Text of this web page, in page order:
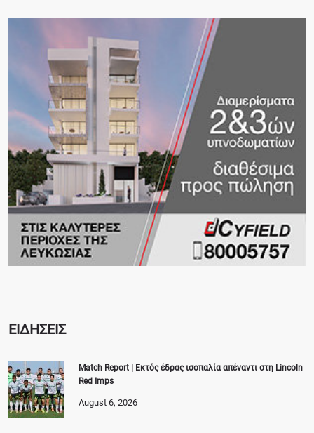
ΕΙΔΗΣΕΙΣ
Match Report | Εκτός έδρας ισοπαλία απέναντι στη Lincoln
Red Imps
August 6, 2026